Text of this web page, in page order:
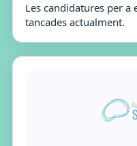
Les candidatures per a
tancades actualment.